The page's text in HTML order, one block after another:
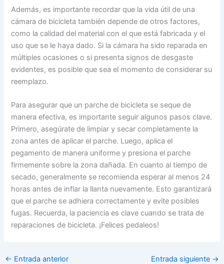
Además, es importante recordar que la vida útil de una
cámara de bicicleta también depende de otros factores,
como la calidad del material con el que está fabricada y el
uso que se le haya dado. Si la cámara ha sido reparada en
múltiples ocasiones o si presenta signos de desgaste
evidentes, es posible que sea el momento de considerar su
reemplazo.
Para asegurar que un parche de bicicleta se seque de
manera efectiva, es importante seguir algunos pasos clave.
Primero, asegúrate de limpiar y secar completamente la
zona antes de aplicar el parche. Luego, aplica el
pegamento de manera uniforme y presiona el parche
firmemente sobre la zona dañada. En cuanto al tiempo de
secado, generalmente se recomienda esperar al menos 24
horas antes de inflar la llanta nuevamente. Esto garantizará
que el parche se adhiera correctamente y evite posibles
fugas. Recuerda, la paciencia es clave cuando se trata de
reparaciones de bicicleta. ¡Felices pedaleos!
← Entrada anterior Entrada siguiente →